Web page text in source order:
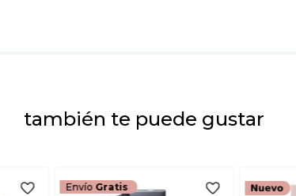
también te puede gustar
Envío Gratis